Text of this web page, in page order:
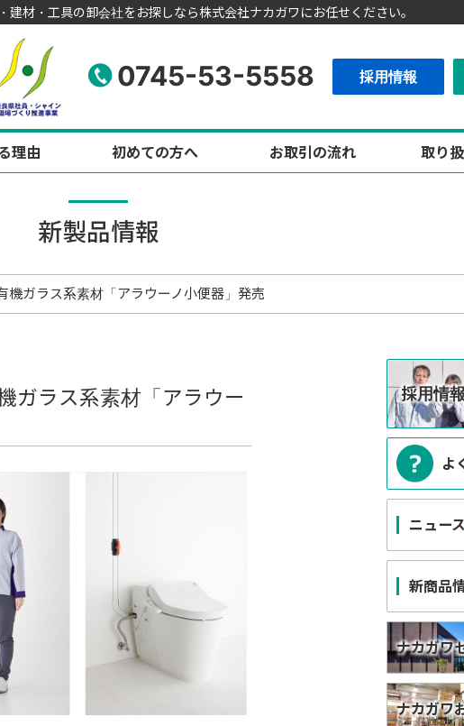
材・工具の卸会社をお探しなら株式会社ナカガワにお任せください。
0745-53-5558 採用情報
理由 初めての方へ お取引の流れ 取り
新製品情報
ガラス系素材「アラウーノ小便器」発売
ガラス系素材「アラウー
採用情報
よ
ニュース
新商品
ナカガワ
ナカガワ